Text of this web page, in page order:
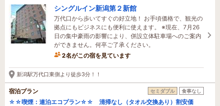
シングルイン新潟第２新館
万代口から歩いてすぐの好立地！ お手頃価格で、観光の
拠点にもビジネスにも便利に使えます。 ※現在、7月26
日の集中豪雨の影響により、併設立体駐車場へのご案内
ができません。何卒ご了承ください。
2名がこの宿を見ています
2時間前に予約されました
新潟駅万代口東側より徒歩3分！！
宿泊プラン セミダブル 食事なし
☆☆喫煙：連泊エコプラン☆☆ 清掃なし（タオル交換あり）割安価